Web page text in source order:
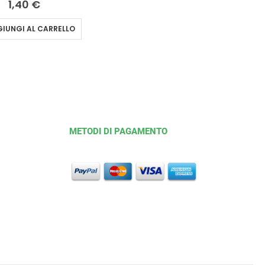
1,40 €
AL CARRELLO
METODI DI PAGAMENTO